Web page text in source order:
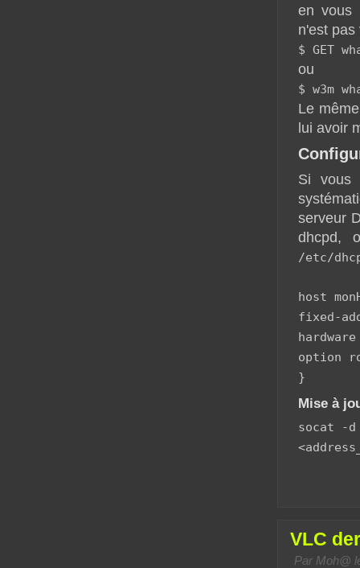
en vous
n'est pas
$ GET
ou
$ w3m
Le
lui avoir
Si vous
serveur
dhcpd,
/etc/
host
fixed-
option
}
Mise à
socat -d
VLC
Par Moh@